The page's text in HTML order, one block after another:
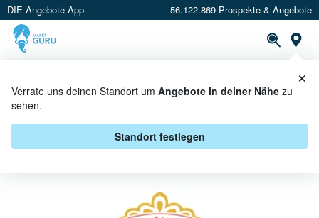
DIE Angebote App 56.122.869 Prospekte & Angebote
Verrate uns deinen Standort um Angebote in deiner Nähe zu
sehen.
Standort festlegen
×
COPPENRATH & WIESE BEI
EMMAS ENKEL - ANGEBOTE &
AKTIONEN